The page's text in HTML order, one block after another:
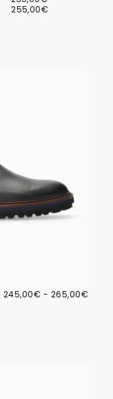
MINIMUM
255,00€
245,00€
PRIX
245,00€ - PRIX
265,00€